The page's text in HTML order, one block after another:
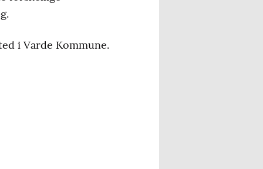
i Varde Kommune.